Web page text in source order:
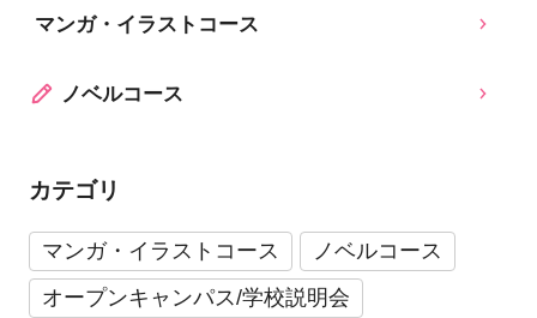
マンガ・イラストコース
ノベルコース
カテゴリ
マンガ・イラストコース
ノベルコース
オープンキャンパス/学校説明会